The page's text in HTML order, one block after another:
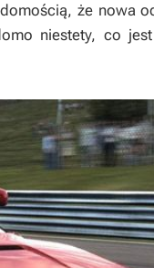
że nowa
niestety, co